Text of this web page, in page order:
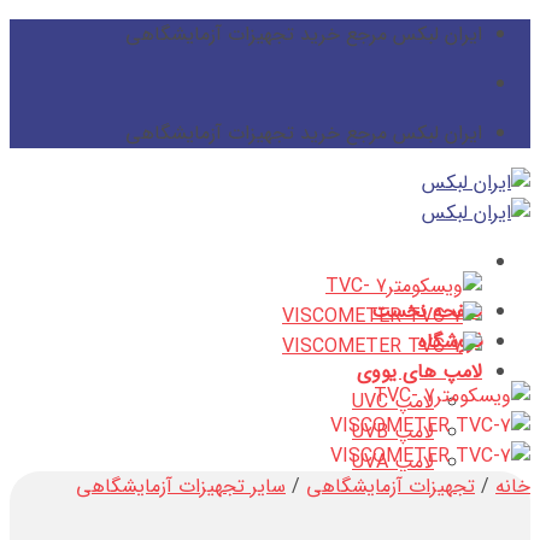
پرش
محتوا
ایران لبکس مرجع خرید تجهیزات آزمایشگاهی
ایران لبکس مرجع خرید تجهیزات آزمایشگاهی
صفحه نخست
فروشگاه
لامپ های یووی
لامپ UVC
لامپ UVB
لامپ UVA
مقالات خانه / تجهیزات آزمایشگاهی / سایر تجهیزات آزمایشگاهی